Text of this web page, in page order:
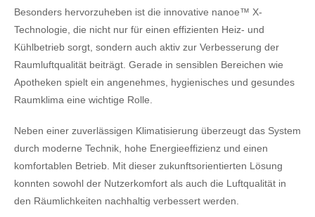
Besonders hervorzuheben ist die innovative nanoe™ X-
Technologie, die nicht nur für einen effizienten Heiz- und
Kühlbetrieb sorgt, sondern auch aktiv zur Verbesserung der
Raumluftqualität beiträgt. Gerade in sensiblen Bereichen wie
Apotheken spielt ein angenehmes, hygienisches und gesundes
Raumklima eine wichtige Rolle.
Neben einer zuverlässigen Klimatisierung überzeugt das System
durch moderne Technik, hohe Energieeffizienz und einen
komfortablen Betrieb. Mit dieser zukunftsorientierten Lösung
konnten sowohl der Nutzerkomfort als auch die Luftqualität in
den Räumlichkeiten nachhaltig verbessert werden.